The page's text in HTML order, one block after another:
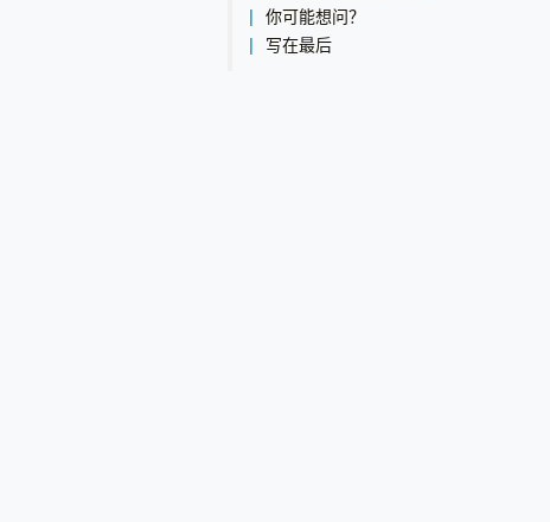
你可能想问？
写在最后